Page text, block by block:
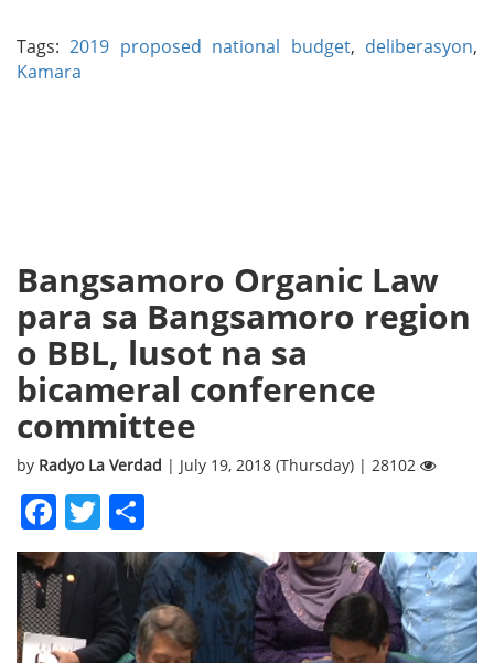
Tags:2019 proposed national budget, deliberasyon,
Kamara
Bangsamoro Organic Law
para sa Bangsamoro region
o BBL, lusot na sa
bicameral conference
committee
by Radyo La Verdad | July 19, 2018 (Thursday) | 28102
Facebook
Twitter